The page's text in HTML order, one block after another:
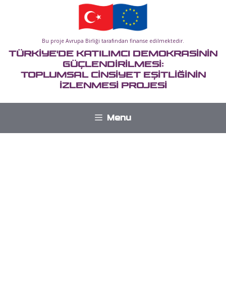
Bu proje Avrupa Birliği tarafından finanse edilmektedir.
TÜRKİYE'DE KATILIMCI DEMOKRASİNİN
GÜÇLENDİRİLMESİ:
TOPLUMSAL CİNSİYET EŞİTLİĞİNİN
İZLENMESİ PROJESİ
Menu